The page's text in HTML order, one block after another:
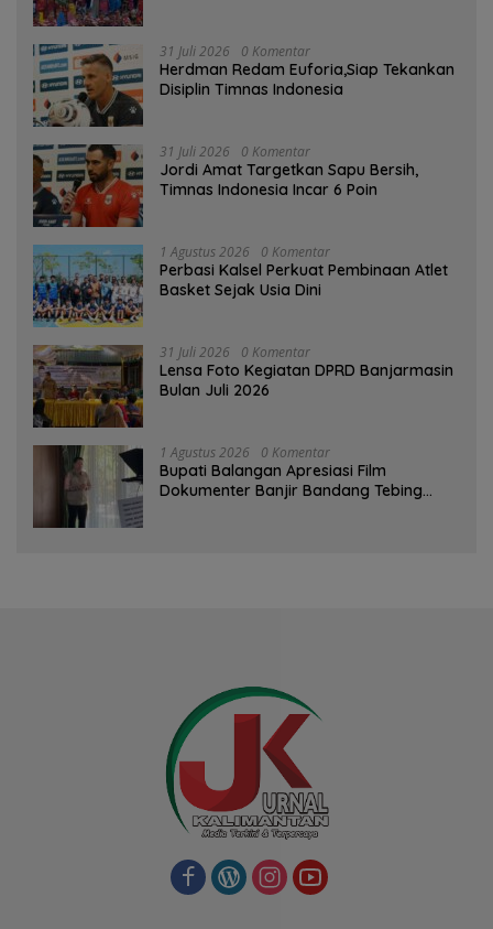
31 Juli 2026 0 Komentar
Herdman Redam Euforia,Siap Tekankan
Disiplin Timnas Indonesia
31 Juli 2026 0 Komentar
Jordi Amat Targetkan Sapu Bersih,
Timnas Indonesia Incar 6 Poin
1 Agustus 2026 0 Komentar
Perbasi Kalsel Perkuat Pembinaan Atlet
Basket Sejak Usia Dini
31 Juli 2026 0 Komentar
Lensa Foto Kegiatan DPRD Banjarmasin
Bulan Juli 2026
1 Agustus 2026 0 Komentar
Bupati Balangan Apresiasi Film
Dokumenter Banjir Bandang Tebing